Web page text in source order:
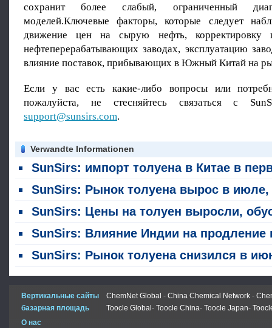
сохранит более слабый, ограниченный
моделей.Ключевые факторы, которые следует
движение цен на сырую нефть, корректировку
нефтеперерабатывающих заводах, эксплуатацию
влияние поставок, прибывающих в Южный Китай на
Если у вас есть какие-либо вопросы или
пожалуйста, не стесняйтесь связаться с
support@sunsirs.com.
Verwandte Informationen
SunSirs: импорт толуена в Китае в первой половине 2026 года почти достиг нуля; взрывный рост экспорта изменяет ландшафт торговли
SunSirs: Рынок толуена вырос в июле, подстегнув факторами как стоимости, так и спроса и
SunSirs: Цены на толуен выросли, обусловленные одновременным ростом как факторов затрат, так и динамики спроса и
SunSirs: Влияние Индии на продление политики нулевых тарифов на нефтехимические продукты на китайский рынок
SunSirs: Рынок толуена снизился в июне на фоне давления спроса и
Вертикальные сайты ChemNet Global - China Chemical Network -
базарная площадь
Toocle Global - Toocle China- Toocle Japan-
О нас